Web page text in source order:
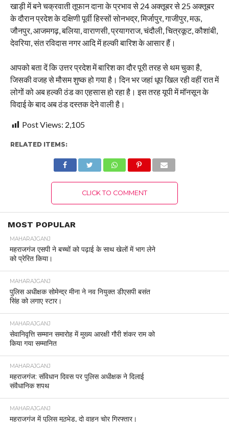
खाड़ी में बने चक्रवाती तूफान दाना के प्रभाव से 24 अक्तूबर से 25 अक्तूबर
के दौरान प्रदेश के दक्षिणी पूर्वी हिस्सों सोनभद्र, मिर्जापुर, गाजीपुर, मऊ,
जौनपुर, आजमगढ़, बलिया, वाराणसी, प्रयागराज, चंदौली, चित्रकूट, कौशांबी,
देवरिया, संत रविदास नगर आदि में हल्की बारिश के आसार हैं।
आपको बता दें कि उत्तर प्रदेश में बारिश का दौर पूरी तरह से थम चुका है,
जिसकी वजह से मौसम शुष्क हो गया है। दिन भर जहां धूप खिल रही वहीं रात में
लोगों को अब हल्की ठंड का एहसास हो रहा है। इस तरह यूपी में मॉनसून के
विदाई के बाद अब ठंड दस्तक देने वाली है।
Post Views: 2,105
RELATED ITEMS:
CLICK TO COMMENT
MOST POPULAR
MAHARAJGANJ
महराजगंज एसपी ने बच्चों को पढ़ाई के साथ खेलों में भाग लेने
को प्रेरित किया।
MAHARAJGANJ
पुलिस अधीक्षक सोमेन्द्र मीना ने नव नियुक्त डीएसपी बसंत
सिंह को लगाए स्टार।
MAHARAJGANJ
सेवानिवृत्ति सम्मान समारोह में मुख्य आरक्षी गौरी शंकर राम को
किया गया सम्मानित
MAHARAJGANJ
महराजगंज: संविधान दिवस पर पुलिस अधीक्षक ने दिलाई
संवैधानिक शपथ
MAHARAJGANJ
महराजगंज में पुलिस मुठभेड़, दो वाहन चोर गिरफ्तार।